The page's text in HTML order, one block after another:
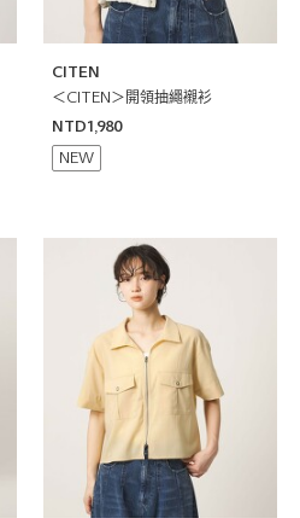
CITEN
＜CITEN＞開領抽繩襯衫
NTD1,980
NEW